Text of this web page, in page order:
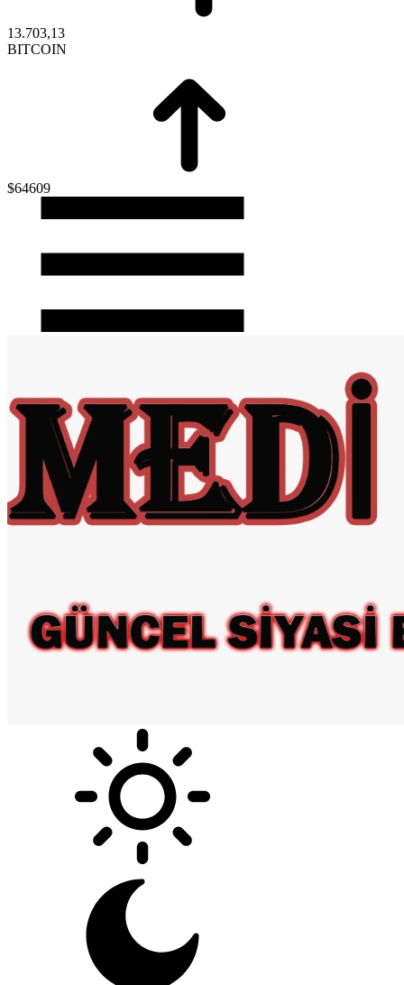
13.703,13
BITCOIN
$64609